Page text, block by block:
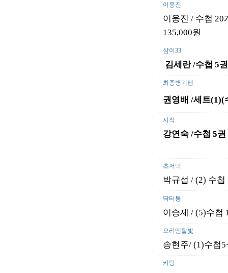
이웅진
이웅진 / 수첩 20
135,000원
삼이33
김세란 /수첩 5
최종병기펜
권영배 /세트(1)(
시작
강연숙 /수첩 5권
초저녁
박규섭 / (2) 수첩
닥터통
이승제 / (5)수첩
오리엔탈빛
송현주/ (1)수첩
키팅